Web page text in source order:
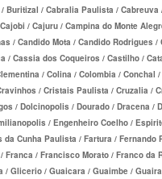
DE SAÚDE EMPRESARIAL
DE SAÚDE
DE SAÚDE
INDIVIDUAL
TOTAL MEDCARE
INDIVIDUAL
ÚNICA PLANO DE
MAUÁ
HEALTH
PLANO DE SAÚDE ADESÃO
PLANO DE SAÚDE ADESÃO
DE SAÚDE ADESÃO
PLANO DE SAÚDE ADESÃO
PLANO DE SAÚDE ADESÃO
PLANO DE SAÚDE
RONDÔNIA -
RORAIMA -
SANTA
SÃO PAULO -
SERGIPE -
TOCANTINS -
Buritizal / Cabralia Paulista /
/ Cajuru / Campina do Monte
/ Candido Mota / Candido Rodrigues
/ Cassia dos Coqueiros / Castilho /
/ Colina / Colombia /
/ Cristais Paulista / Cruzalia /
/ Dolcinopolis / Dourado / Dracena
/ Engenheiro Coelho /
Cunha Paulista / Fartura /
/ Francisco Morato / Franco
/ Glicerio / Guaicara / Guaimbe /